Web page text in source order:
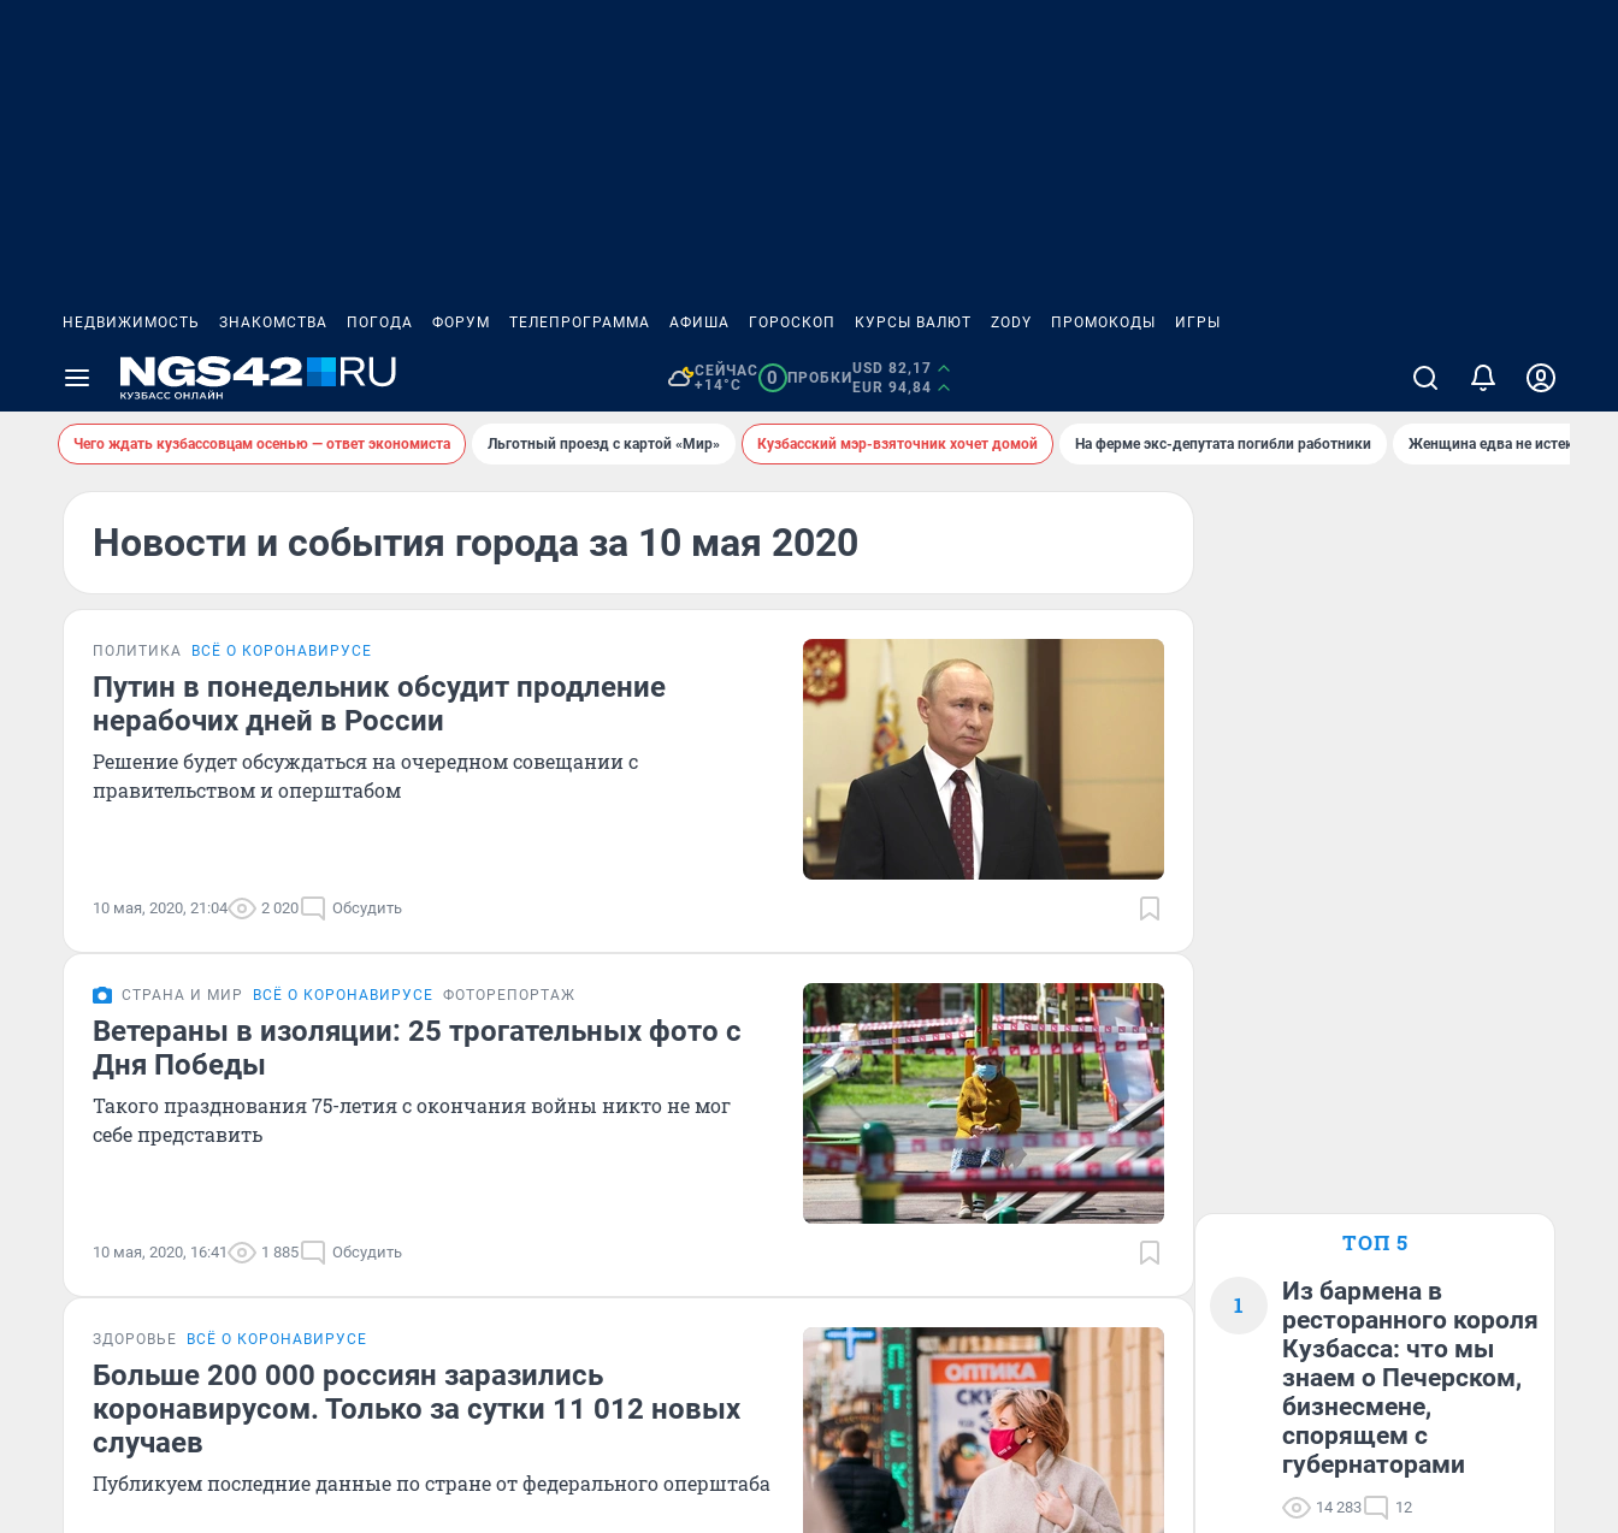
НЕДВИЖИМОСТЬ ЗНАКОМСТВА ПОГОДА ФОРУМ ТЕЛЕПРОГРАММА АФИША ГОРОСКОП КУРСЫ ВАЛЮТ ZODY ПРОМОКОДЫ ИГРЫ
СЕЙЧАС
+14°C
0 ПРОБКИ
USD 82,17
EUR 94,84
Чего ждать кузбассовцам осенью — ответ экономиста Льготный проезд с картой «Мир» Кузбасский мэр-взяточник хочет домой На ферме экс-депутата погибли работники Женщина едва не истекла
Новости и события города за 10 мая 2020
ПОЛИТИКА ВСЁ О КОРОНАВИРУСЕ
Путин в понедельник обсудит продление
нерабочих дней в России
Решение будет обсуждаться на очередном совещании с
правительством и оперштабом
10 мая, 2020, 21:04 2 020 Обсудить
СТРАНА И МИР ВСЁ О КОРОНАВИРУСЕ ФОТОРЕПОРТАЖ
Ветераны в изоляции: 25 трогательных фото с
Дня Победы
Такого празднования 75-летия с окончания войны никто не мог
себе представить
10 мая, 2020, 16:41 1 885 Обсудить
ЗДОРОВЬЕ ВСЁ О КОРОНАВИРУСЕ
Больше 200 000 россиян заразились
коронавирусом. Только за сутки 11 012 новых
случаев
Публикуем последние данные по стране от федерального оперштаба
ТОП 5
1
Из бармена в
ресторанного короля
Кузбасса: что мы
знаем о Печерском,
бизнесмене,
спорящем с
губернаторами
14 283 12